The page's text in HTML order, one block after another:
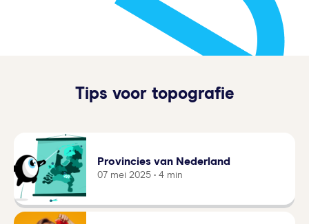
Tips voor topografie
Provincies van Nederland
07 mei 2025 • 4 min